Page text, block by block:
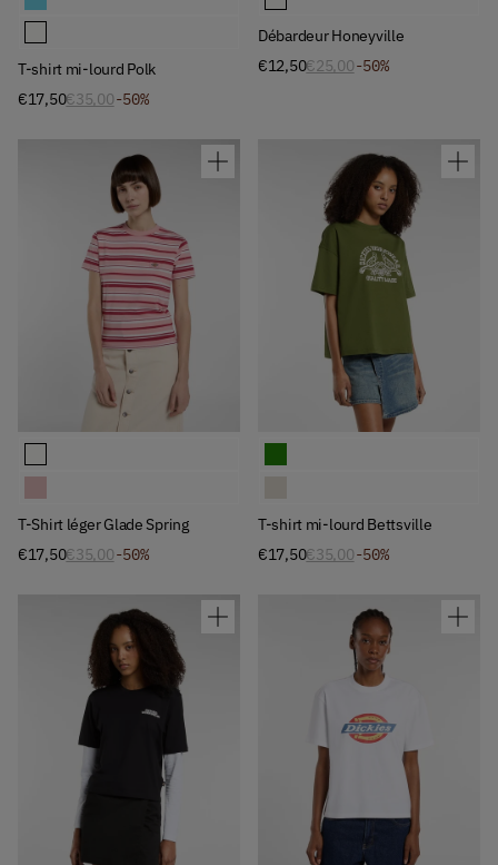
T-shirt mi-lourd Polk
€17,50€35,00-50%
Débardeur Honeyville
€12,50€25,00-50%
Available Colors
T-Shirt léger Glade Spring
€17,50€35,00-50%
Available Colors
T-shirt mi-lourd Bettsville
€17,50€35,00-50%